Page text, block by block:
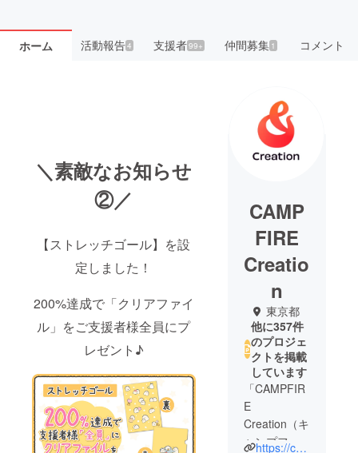
ホーム 活動報告4 支援者99+ 仲間募集 1 コメント
＼素敵なお知らせ
②／
【ストレッチゴール】を設
定しました！
200%達成で「クリアファイ
ル」をご支援者様全員にプ
レゼント♪
CAMP
FIRE
Creatio
n
東京都
他に357件
のプロジェ
クトを掲載
しています
「CAMPFIR
E
Creation（キ
ャンプファ https://camp-fire.jp/creation